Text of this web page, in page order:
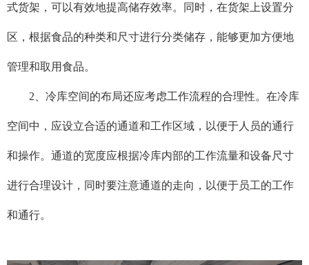
式货架，可以有效地提高储存效率。同时，在货架上设置分
区，根据食品的种类和尺寸进行分类储存，能够更加方便地
管理和取用食品。
2、 冷库空间的布局还应考虑工作流程的合理性。在冷库
空间中，应设立合适的通道和工作区域，以便于人员的通行
和操作。通道的宽度应根据冷库内部的工作流量和设备尺寸
进行合理设计，同时要注意通道的走向，以便于员工的工作
和通行。